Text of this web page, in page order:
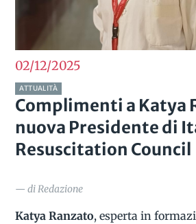
02/122025
ATTUALITÀ
Complimenti a Katya
nuova Presidente di
Resuscitation Council
— di Redazione
Katya Ranzato, esperta in